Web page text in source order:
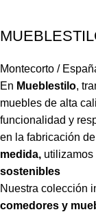
Montecorto /
En Mueblestilo,
muebles de alta
funcionalidad y
en la fabricación
medida,
sostenibles
Nuestra colección
comedores y